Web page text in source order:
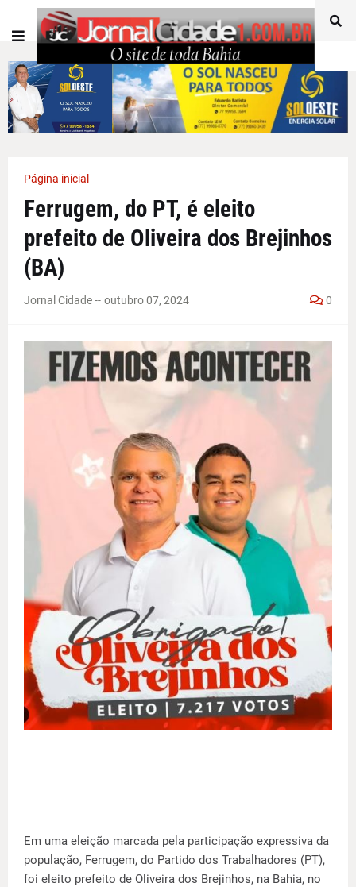
Página inicial
Ferrugem, do PT, é eleito
prefeito de Oliveira dos Brejinhos
(BA)
Jornal Cidade -- outubro 07, 2024 0
Em uma eleição marcada pela participação expressiva da
população, Ferrugem, do Partido dos Trabalhadores (PT),
foi eleito prefeito de Oliveira dos Brejinhos, na Bahia, no